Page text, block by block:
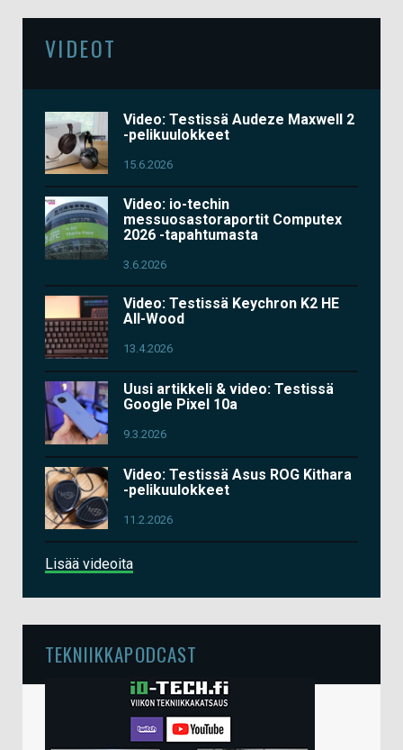
VIDEOT
Video: Testissä Audeze Maxwell 2
-pelikuulokkeet
15.6.2026
Video: io-techin
messuosastoraportit Computex
2026 -tapahtumasta
3.6.2026
Video: Testissä Keychron K2 HE
All-Wood
13.4.2026
Uusi artikkeli & video: Testissä
Google Pixel 10a
9.3.2026
Video: Testissä Asus ROG Kithara
-pelikuulokkeet
11.2.2026
Lisää videoita
TEKNIIKKAPODCAST